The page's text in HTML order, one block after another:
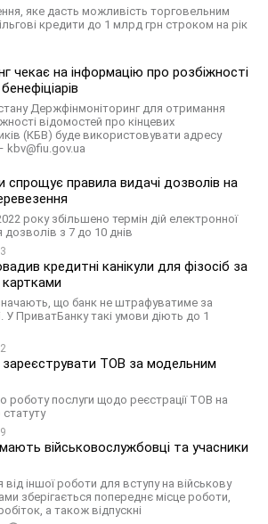
яке дасть можливість торговельним
кредити до 1 млрд грн строком на рік
чекає на інформацію про розбіжності
Держфінмоніторинг для отримання
відомостей про кінцевих
(КБВ) буде використовувати адресу
kbv@fiu.gov.ua
спрощує правила видачі дозволів на
року збільшено термін дій електронної
з 7 до 10 днів
кредитні канікули для фізосіб за
що банк не штрафуватиме за
У ПриватБанку такі умови діють до 1
ТОВ за модельним
роботу послуги щодо реєстрації ТОВ на
статуту
військовослужбовці та учасники
від іншої роботи для вступу на військову
зберігається попереднє місце роботи,
а також відпускні